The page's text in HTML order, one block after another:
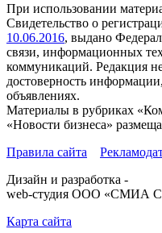
При использовании
Свидетельство о
10.06.2016, выдано
связи, информационных
коммуникаций. Редакция не
достоверность
объявлениях.
Материалы в рубриках
«Новости бизнеса»
Правила сайта
Дизайн и разработка -
web-студия ООО «СМИА
Карта сайта